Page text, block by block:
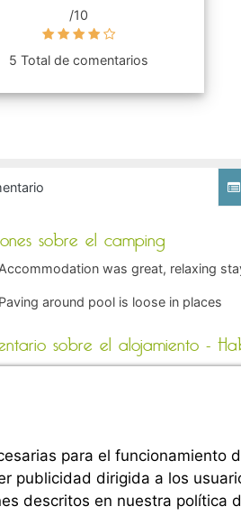
/10
5 Total de comentarios
sobre el camping
Accommodation was great, relaxing
Paving around pool is loose in places
sobre el alojamiento -
para el funcionamiento
publicidad dirigida a los
descritos en nuestra política